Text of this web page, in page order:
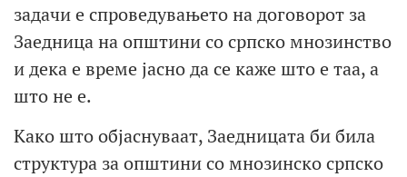
задачи е спроведувањето на договорот за
Заедница на општини со српско мнозинство
и дека е време јасно да се каже што е таа, а
што не е.
Како што објаснуваат, Заедницата би била
структура за општини со мнозинско српско